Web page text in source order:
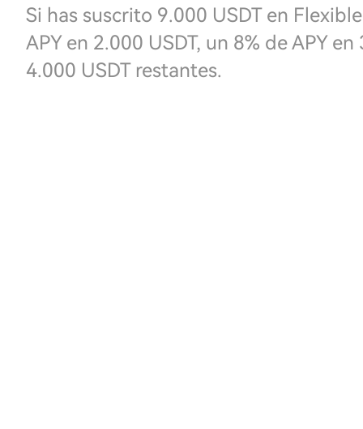
Si has suscrito 9.000 USDT en
APY en 2.000 USDT, un 8% de APY
4.000 USDT restantes.